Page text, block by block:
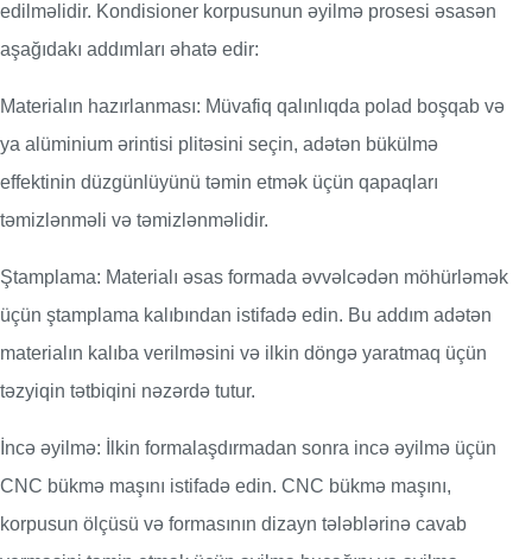
edilməlidir. Kondisioner korpusunun əyilmə prosesi əsasən
aşağıdakı addımları əhatə edir:
Materialın hazırlanması: Müvafiq qalınlıqda polad boşqab və
ya alüminium ərintisi plitəsini seçin, adətən bükülmə
effektinin düzgünlüyünü təmin etmək üçün qapaqları
təmizlənməli və təmizlənməlidir.
Ştamplama: Materialı əsas formada əvvəlcədən möhürləmək
üçün ştamplama kalıbından istifadə edin. Bu addım adətən
materialın kalıba verilməsini və ilkin döngə yaratmaq üçün
təzyiqin tətbiqini nəzərdə tutur.
İncə əyilmə: İlkin formalaşdırmadan sonra incə əyilmə üçün
CNC bükmə maşını istifadə edin. CNC bükmə maşını,
korpusun ölçüsü və formasının dizayn tələblərinə cavab